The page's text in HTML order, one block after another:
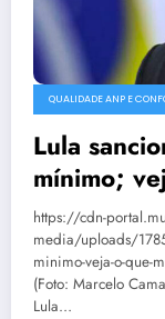
QUALIDADE ANP E
Lula
mínimo;
https://cdn-
media/uploads/
minimo-veja-o-que-
(Foto: Marcelo
Lula…